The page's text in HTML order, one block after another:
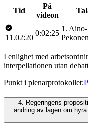
Tid
På
videon
11.02:20
0:02:25
1 . Aino-
Pekonen
I enlighet med
interpellationen utan
Punkt i plenarprotokollet:
4. Regeringens
ändring av lagen om